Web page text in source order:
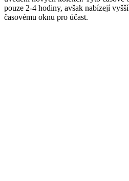
pouze 2-4 hodiny, avšak nabízejí
časovému oknu pro účast.